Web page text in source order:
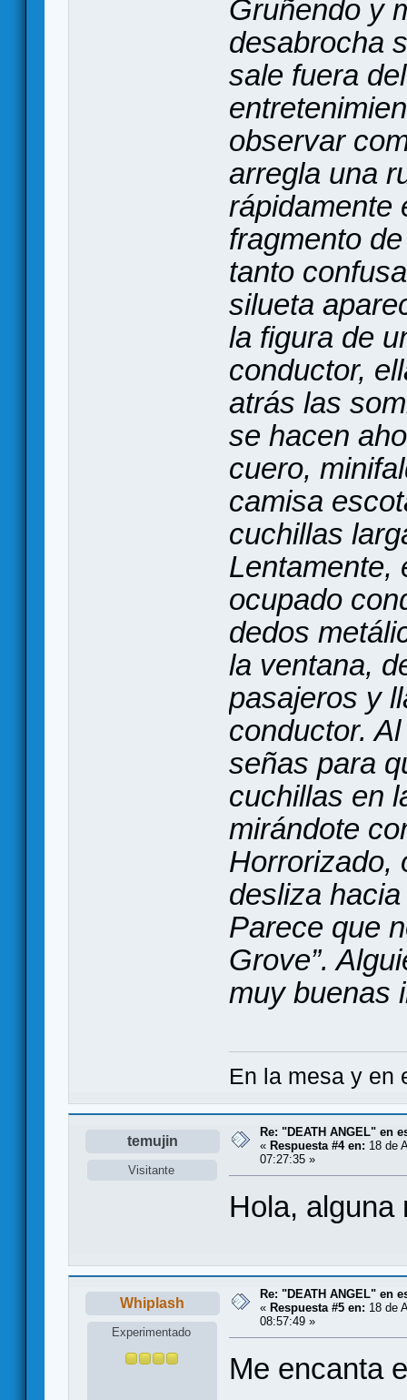
Gruñendo y
desabrocha
sale fuera
observar
arregla una
rápidamente
fragmento
tanto
silueta
la figura de
conductor,
atrás las
se hacen
cuero,
camisa
cuchillas
Lentamente,
ocupado
dedos
la ventana,
pasajeros y
conductor.
señas para
cuchillas en
mirándote
Horrorizado,
desliza
Parece que
Grove”.
muy buenas
En la mesa y en
temujin
Visitante
Re: "DEATH ANGEL" en
« Respuesta #4 en: 18 de
07:27:35 »
Hola,
Whiplash
Experimentado
Re: "DEATH ANGEL" en
« Respuesta #5 en: 18 de
08:57:49 »
Me encanta